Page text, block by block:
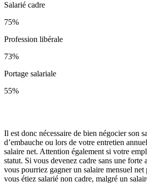
Salarié cadre
75%
Profession libérale
73%
Portage salariale
55%
Il est donc nécessaire de bien négocier son
d’embauche ou lors de votre entretien
salaire net. Attention également si votre
statut. Si vous devenez cadre sans une forte
vous pourriez gagner un salaire mensuel
vous étiez salarié non cadre, malgré un